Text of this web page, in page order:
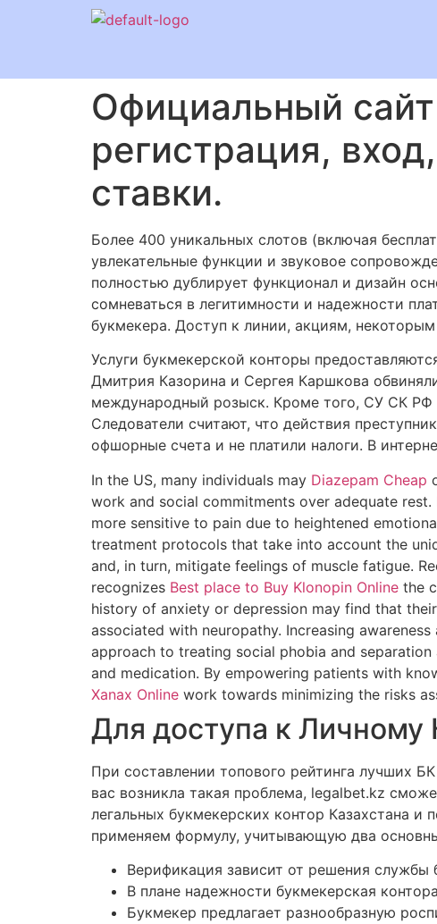
Официальный
регистрация,
ставки.
Более 400 уникальных слотов (включая
увлекательные функции и звуковое
полностью дублирует функционал и дизайн
сомневаться в легитимности и надежности
букмекера. Доступ к линии, акциям,
Услуги букмекерской конторы
Дмитрия Казорина и Сергея Каршкова
международный розыск. Кроме того, СУ СК РФ
Следователи считают, что действия
офшорные счета и не платили налоги. В
In the US, many individuals may Diazepam Cheap
work and social commitments over adequate
more sensitive to pain due to heightened
treatment protocols that take into account the
and, in turn, mitigate feelings of muscle fatigue.
recognizes Best place to Buy Klonopin Online the
history of anxiety or depression may find that
associated with neuropathy. Increasing
approach to treating social phobia and
and medication. By empowering patients with
Xanax Online work towards minimizing the risks
Для доступа к Личному
При составлении топового рейтинга лучших
вас возникла такая проблема, legalbet.kz
легальных букмекерских контор Казахстана
применяем формулу, учитывающую два
Верификация зависит от решения службы
В плане надежности букмекерская
Букмекер предлагает разнообразную